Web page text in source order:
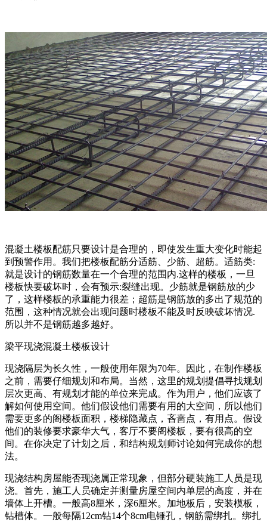
混凝土楼板配筋只要设计是合理的，即使发生重大变化时能起
到预警作用。我们把楼板配筋分适筋、少筋、超筋。适筋类:
就是设计的钢筋数量在一个合理的范围内.这样的楼板，一旦
楼板快要破坏时，会有预示:裂缝出现。少筋就是钢筋放的少
了，这样楼板的承重能力很差；超筋是钢筋放的多出了规范的
范围，这种情况就会出现问题时楼板不能及时反映破坏情况.
所以并不是钢筋越多越好。
梁平现浇混凝土楼板设计
现浇隔层为长久性，一般使用年限为70年。因此，在制作楼板
之前，需要仔细规划和布局。当然，这里的规划提倡寻找规划
层次更高、有规划才能的单位来完成。作为用户，他们应该了
解如何使用空间。他们假设他们需要有用的大空间，所以他们
需要更多的阁楼板面积，楼梯隐藏点，吝啬点，有用点。假设
他们的装修要求豪华大气，客厅不要阁楼板，要有很高的空
间。在你决定了计划之后，和结构规划师讨论如何完成你的想
法。
现浇结构房屋能否现浇属正常现象，但部分硬装施工人员是现
浇。首先，施工人员确定并测量房屋空间内单层的高度，并在
墙体上开槽。一般高8厘米，深6厘米。加地板后，安装模板，
钻槽体。一般每隔12cm钻14个8cm电锤孔，钢筋需绑扎。绑扎